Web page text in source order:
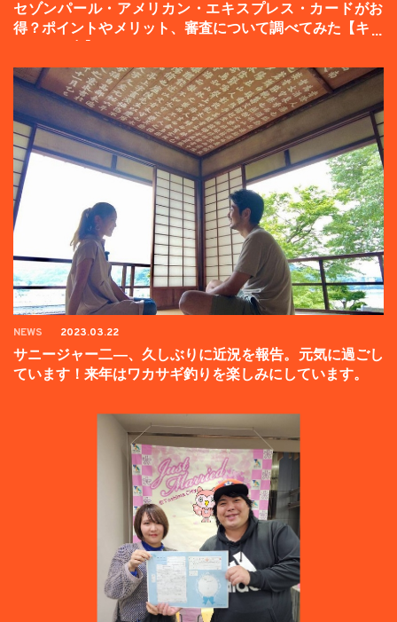
セゾンパール・アメリカン・エキスプレス・カードがお
得？ポイントやメリット、審査について調べてみた【キャ
NEWS 2023.03.22
サニージャー二―、久しぶりに近況を報告。元気に過ごし
ています！来年はワカサギ釣りを楽しみにしています。